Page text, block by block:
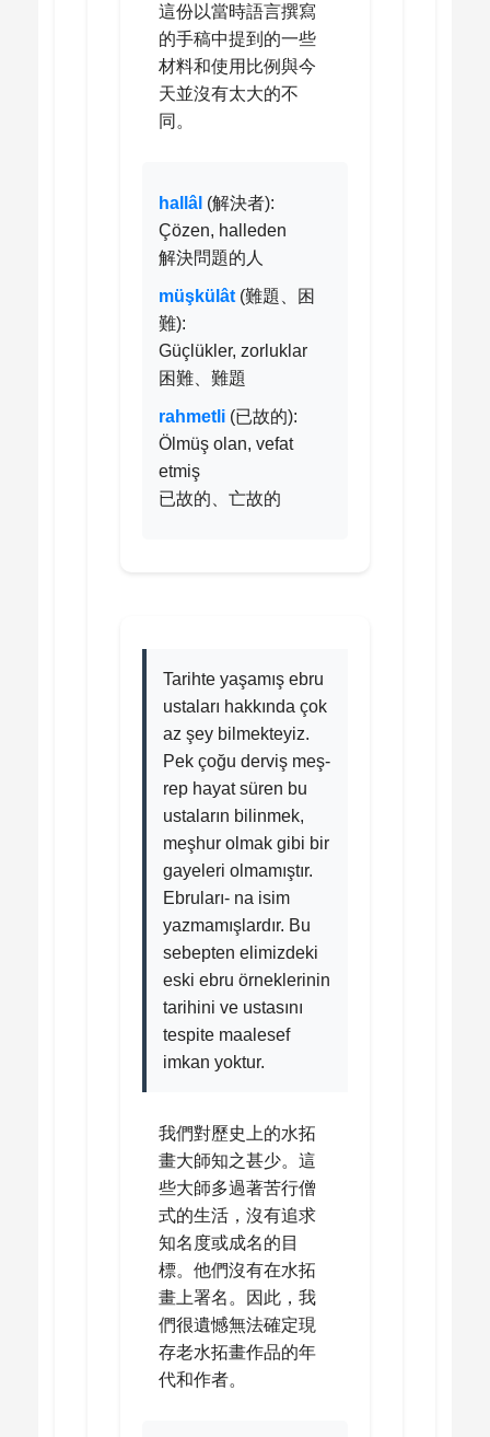
這份以當時語言撰寫
的手稿中提到的一些
材料和使用比例與今
天並沒有太大的不
同。
hallâl (解決者):
Çözen, halleden
解決問題的人
müşkülât (難題、困
難):
Güçlükler, zorluklar
困難、難題
rahmetli (已故的):
Ölmüş olan, vefat
etmiş
已故的、亡故的
Tarihte yaşamış ebru
ustaları hakkında çok
az şey bilmekteyiz.
Pek çoğu derviş meş-
rep hayat süren bu
ustaların bilinmek,
meşhur olmak gibi bir
gayeleri olmamıştır.
Ebruları- na isim
yazmamışlardır. Bu
sebepten elimizdeki
eski ebru örneklerinin
tarihini ve ustasını
tespite maalesef
imkan yoktur.
我們對歷史上的水拓
畫大師知之甚少。這
些大師多過著苦行僧
式的生活，沒有追求
知名度或成名的目
標。他們沒有在水拓
畫上署名。因此，我
們很遺憾無法確定現
存老水拓畫作品的年
代和作者。